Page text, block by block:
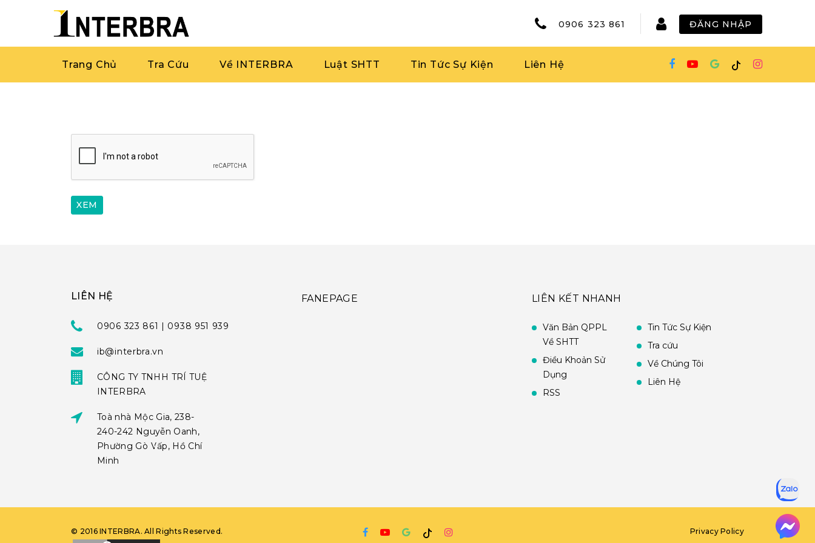
0906 323 861 ĐĂNG NHẬP
Trang Chủ Tra Cứu Về INTERBRA Luật SHTT Tin Tức Sự Kiện Liên Hệ
LIÊN HỆ
0906 323 861 | 0938 951 939
ib@interbra.vn
CÔNG TY TNHH TRÍ TUỆ
INTERBRA
Toà nhà Mộc Gia, 238-
240-242 Nguyễn Oanh,
Phường Gò Vấp, Hồ Chí
Minh
FANEPAGE LIÊN KẾT NHANH
Văn Bản QPPL
Về SHTT
Điều Khoản Sử
Dụng
RSS
Tin Tức Sự Kiện
Tra cứu
Về Chúng Tôi
Liên Hệ
© 2016 INTERBRA. All Rights Reserved. Privacy Policy